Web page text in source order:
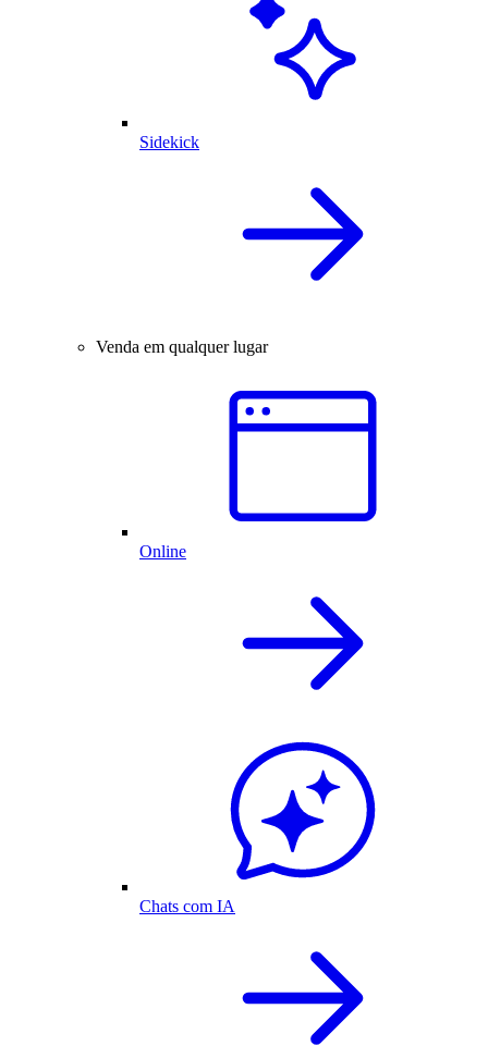
Sidekick
Venda em qualquer lugar
Online
Chats com IA